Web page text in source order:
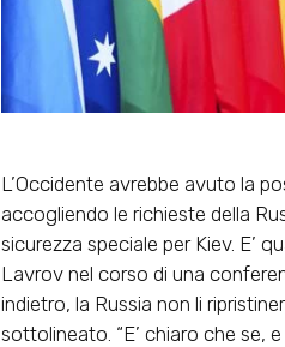
L’Occidente avrebbe avuto la
accogliendo le richieste della
sicurezza speciale per Kiev. E’
Lavrov nel corso di una
indietro, la Russia non li
sottolineato. “E’ chiaro che se,